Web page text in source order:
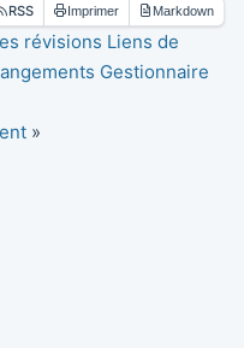
RSS Imprimer Markdown
révisions Liens de
Gestionnaire
»